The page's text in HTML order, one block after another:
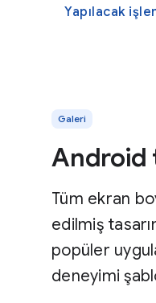
Yapılacak
Galeri
Android
Tüm ekran
edilmiş
popüler
deneyimi